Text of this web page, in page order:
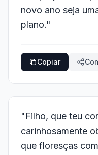
novo ano seja
plano."
Copiar
"Filho, que teu
carinhosamente
que floresças